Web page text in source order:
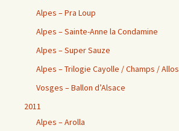
Alpes – Pra Loup
Alpes – Sainte-Anne la Condamine
Alpes – Super Sauze
Alpes – Trilogie Cayolle / Champs / Allos
Vosges – Ballon d’Alsace
2011
Alpes – Arolla